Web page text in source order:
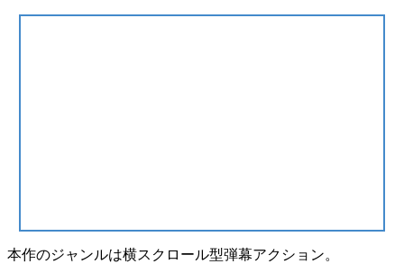
本作のジャンルは横スクロール型弾幕アクション。